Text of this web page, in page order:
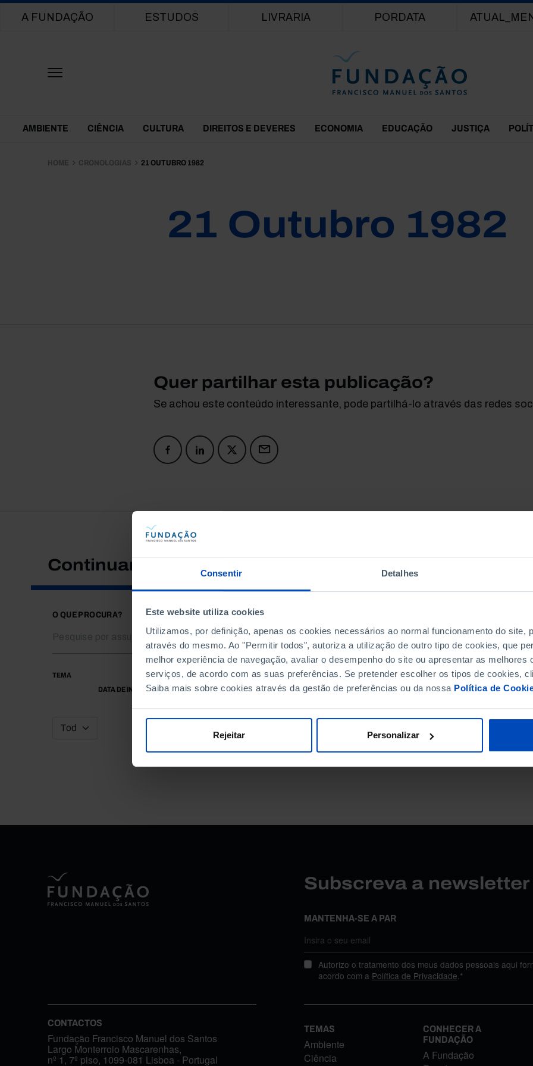
Consentir Detalhes
Este website utiliza cookies
Utilizamos, por definição, apenas os cookies necessários ao normal funcionamento do site,
através do mesmo. Ao "Permitir todos", autoriza a utilização de outro tipo de cookies, que
melhor experiência de navegação, avaliar o desempenho do site ou apresentar as melhores
serviços, de acordo com as suas preferências. Se pretender escolher os tipos de cookies,
Saiba mais sobre cookies através da gestão de preferências ou da nossa Política de
Rejeitar Personalizar
Main navigation
A FUNDAÇÃO ESTUDOS LIVRARIA PORDATA
Themes Menu
AMBIENTE CIÊNCIA CULTURA DIREITOS E DEVERES ECONOMIA EDUCAÇÃO JUSTIÇA
HOME CRONOLOGIAS 21 OUTUBRO 1982
21 Outubro 1982
Quer partilhar esta publicação?
Se achou este conteúdo interessante, pode partilhá-lo através das redes
Continuar a pesquisar
O QUE PROCURA?
TEMA
DATA DE INÍCIO
DATA DE FIM
Subscreva a
MANTENHA-SE A PAR
Autorizo o tratamento dos meus dados pessoais aqui
acordo com a Política de Privacidade.*
CONTACTOS
Fundação Francisco Manuel dos Santos
Largo Monterroio Mascarenhas,
nº 1, 7º piso, 1099-081 Lisboa - Portugal
TEMAS
Ambiente
Ciência
CONHECER A
FUNDAÇÃO
A Fundação